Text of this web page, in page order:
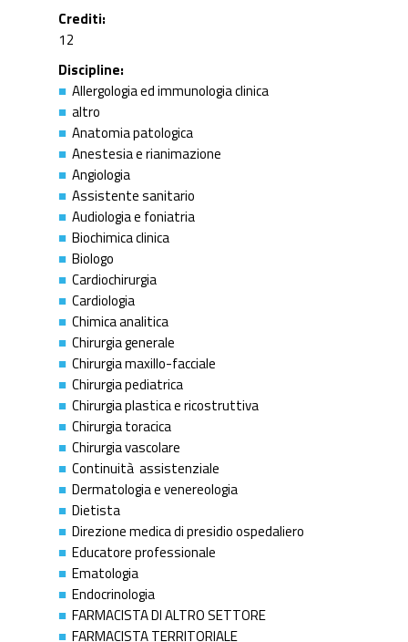
Crediti
12
Discipline
Allergologia ed immunologia clinica
altro
Anatomia patologica
Anestesia e rianimazione
Angiologia
Assistente sanitario
Audiologia e foniatria
Biochimica clinica
Biologo
Cardiochirurgia
Cardiologia
Chimica analitica
Chirurgia generale
Chirurgia maxillo-facciale
Chirurgia pediatrica
Chirurgia plastica e ricostruttiva
Chirurgia toracica
Chirurgia vascolare
Continuità assistenziale
Dermatologia e venereologia
Dietista
Direzione medica di presidio ospedaliero
Educatore professionale
Ematologia
Endocrinologia
FARMACISTA DI ALTRO SETTORE
FARMACISTA TERRITORIALE